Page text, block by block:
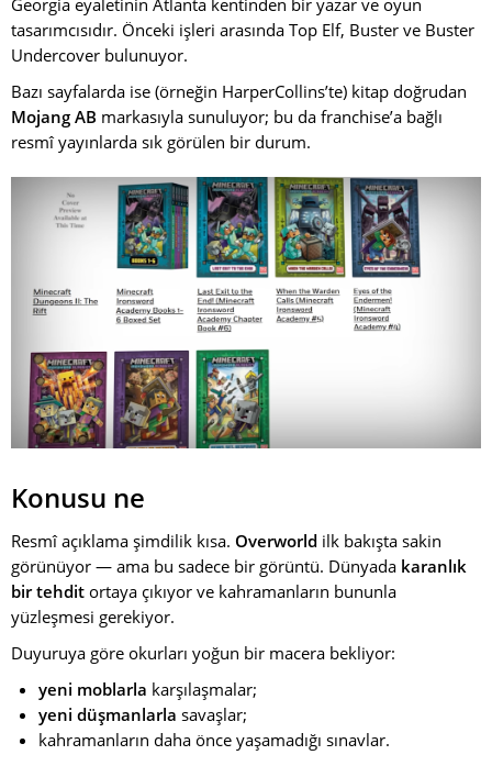
tasarımcısıdır. Önceki işleri arasında Top Elf, Buster ve Buster
Undercover bulunuyor.
Bazı sayfalarda ise (örneğin HarperCollins’te) kitap doğrudan
Mojang AB markasıyla sunuluyor; bu da franchise’a bağlı
resmî yayınlarda sık görülen bir durum.
Konusu ne
Resmî açıklama şimdilik kısa. Overworld ilk bakışta sakin
görünüyor — ama bu sadece bir görüntü. Dünyada karanlık
bir tehdit ortaya çıkıyor ve kahramanların bununla
yüzleşmesi gerekiyor.
Duyuruya göre okurları yoğun bir macera bekliyor:
yeni moblarla karşılaşmalar;
yeni düşmanlarla savaşlar;
kahramanların daha önce yaşamadığı sınavlar.